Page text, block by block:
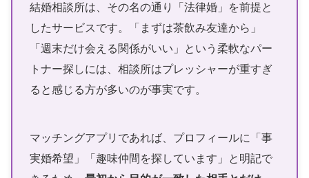
結婚相談所は、その名の通り「法律婚」を前提と
したサービスです。「まずは茶飲み友達から」
「週末だけ会える関係がいい」という柔軟なパー
トナー探しには、相談所はプレッシャーが重すぎ
ると感じる方が多いのが事実です。
マッチングアプリであれば、プロフィールに「事
実婚希望」「趣味仲間を探しています」と明記で